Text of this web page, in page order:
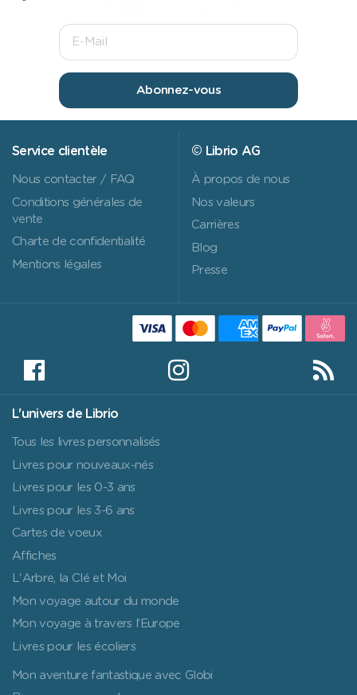
Abonnez-vous
Service clientèle
Nous contacter / FAQ
Conditions générales de
vente
Charte de confidentialité
Mentions légales
© Librio AG
À propos de nous
Nos valeurs
Carrières
Blog
Presse
L'univers de Librio
Tous les livres personnalisés
Livres pour nouveaux-nés
Livres pour les 0-3 ans
Livres pour les 3-6 ans
Cartes de voeux
Affiches
L'Arbre, la Clé et Moi
Mon voyage autour du monde
Mon voyage à travers l’Europe
Livres pour les écoliers
Mon aventure fantastique avec Globi